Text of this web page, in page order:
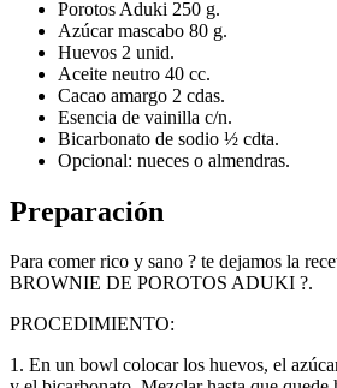
Porotos Aduki 250 g.
Azúcar mascabo 80 g.
Huevos 2 unid.
Aceite neutro 40 cc.
Cacao amargo 2 cdas.
Esencia de vainilla c/n.
Bicarbonato de sodio ½ cdta.
Opcional: nueces o almendras.
Preparación
Para comer rico y sano ? te dejamos la
BROWNIE DE POROTOS ADUKI ?.
PROCEDIMIENTO:
1. En un bowl colocar los huevos, el